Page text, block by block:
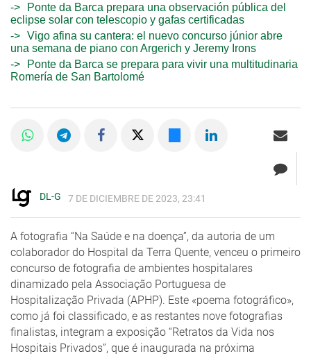
Ponte da Barca prepara una observación pública del
eclipse solar con telescopio y gafas certificadas
Vigo afina su cantera: el nuevo concurso júnior abre
una semana de piano con Argerich y Jeremy Irons
Ponte da Barca se prepara para vivir una multitudinaria
Romería de San Bartolomé
DL-G 7 DE DICIEMBRE DE 2023, 23:41
A fotografia “Na Saúde e na doença”, da autoria de um
colaborador do Hospital da Terra Quente, venceu o primeiro
concurso de fotografia de ambientes hospitalares
dinamizado pela Associação Portuguesa de
Hospitalização Privada (APHP). Este «poema fotográfico»,
como já foi classificado, e as restantes nove fotografias
finalistas, integram a exposição “Retratos da Vida nos
Hospitais Privados”, que é inaugurada na próxima